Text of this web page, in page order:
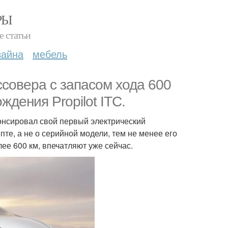
статьи
мебель
с запасом хода 600
Propilot ITC.
свой первый электрический
а не о серийной модели, тем не менее его
600 км, впечатляют уже сейчас.